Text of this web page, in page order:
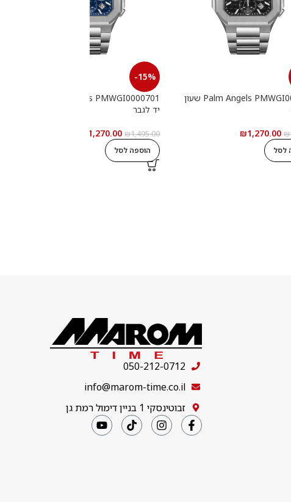
Palm Angels PMWGI0000702 שעון
₪
₪1,270.00
לסל
-15%
יד לגבר
₪1,495.00
1,270.00
הוספה לסל
050-212-0712
info@marom-time.co.il
זבוטינסקי 1 בניין דימול רמת גן